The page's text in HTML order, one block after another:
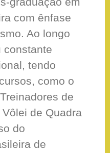
com ênfase
Ao longo
constante
tendo
como o
de
de Quadra
do
de